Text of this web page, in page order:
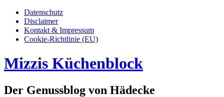
Datenschutz
Disclaimer
Kontakt & Impressum
Cookie-Richtlinie (EU)
Mizzis Küchenblock
Der Genussblog von Hädecke